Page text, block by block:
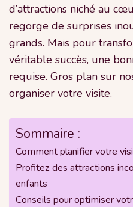
d’attractions niché au
regorge de surprises
grands. Mais pour
véritable succès, une
requise. Gros plan sur
organiser votre visite.
Sommaire :
Comment planifier votre
Profitez des attractions
enfants
Conseils pour optimiser